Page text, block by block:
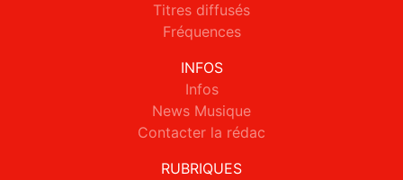
Titres diffusés
Fréquences
INFOS
Infos
News Musique
Contacter la rédac
RUBRIQUES